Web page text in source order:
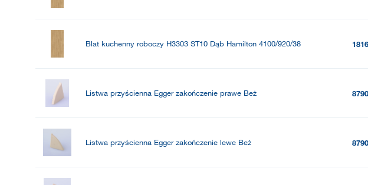
Blat kuchenny roboczy H3303 ST10 Dąb Hamilton 4100/920/38
Listwa przyścienna Egger zakończenie prawe Beż
Listwa przyścienna Egger zakończenie lewe Beż